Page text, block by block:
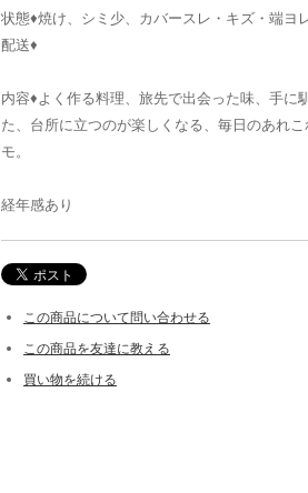
状態♦焼け、シミ少、カバースレ・キズ・端ヨ
配送♦
内容♦よく作る料理、旅先で出会った味、手に
た、台所に立つのが楽しくなる、毎日のあれ
モ。
経年感あり
この商品について問い合わせる
この商品を友達に教える
買い物を続ける